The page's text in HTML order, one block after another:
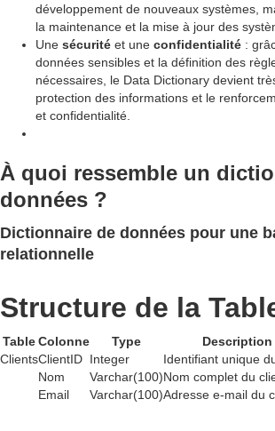
développement de nouveaux systèmes,
la maintenance et la mise à jour des
Une sécurité et une confidentialité :
données sensibles et la définition des
nécessaires, le Data Dictionary devient
protection des informations et le
et confidentialité.
À quoi ressemble un
données ?
Dictionnaire de données pour une
relationnelle
Structure de la
TableColonne Type Description
ClientsClientID Integer Identifiant unique
Nom
Varchar(100)Nom complet du
Email
Varchar(100)Adresse e-mail du